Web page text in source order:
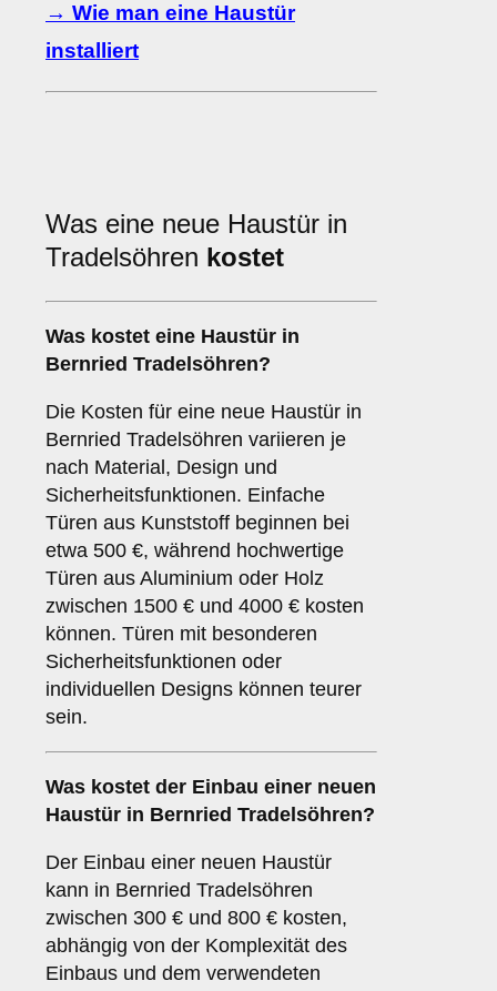
→ Wie man eine Haustür
installiert
Was eine neue Haustür in
Tradelsöhren kostet
Was kostet eine Haustür in
Bernried Tradelsöhren?
Die Kosten für eine neue Haustür in
Bernried Tradelsöhren variieren je
nach Material, Design und
Sicherheitsfunktionen. Einfache
Türen aus Kunststoff beginnen bei
etwa 500 €, während hochwertige
Türen aus Aluminium oder Holz
zwischen 1500 € und 4000 € kosten
können. Türen mit besonderen
Sicherheitsfunktionen oder
individuellen Designs können teurer
sein.
Was kostet der Einbau einer neuen
Haustür in Bernried Tradelsöhren?
Der Einbau einer neuen Haustür
kann in Bernried Tradelsöhren
zwischen 300 € und 800 € kosten,
abhängig von der Komplexität des
Einbaus und dem verwendeten